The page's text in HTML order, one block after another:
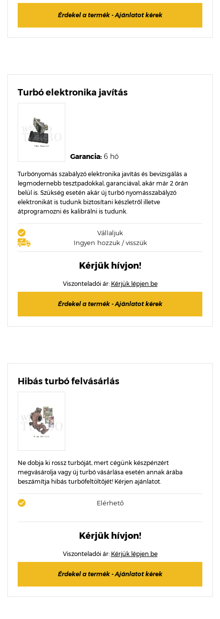
Érdekel a termék - Ajánlatot kérek
Turbó elektronika javítás
Garancia: 6 hó
Turbónyomás szabályzó elektronika javítás és bevizsgálás a
legmodernebb tesztpadokkal, garanciával, akár már 2 órán
belül is. Szükség esetén akár új turbó nyomásszabályzó
elektronikát is tudunk biztosítani készletről illetve
átprogramozni és kalibrálni is tudunk.
Vállaljuk
Ingyen hozzuk / visszük
Kérjük hívjon!
Viszonteladói ár: Kérjük lépjen be
Érdekel a termék - Ajánlatot kérek
Hibás turbó felvásárlás
Ne dobja ki rossz turbóját, mert cégünk készpénzért
megvásárolja vagy új turbó vásárlása esetén annak árába
beszámítja hibás turbófeltöltőjét! Kérjen ajánlatot.
Elérhető
Kérjük hívjon!
Viszonteladói ár: Kérjük lépjen be
Érdekel a termék - Ajánlatot kérek